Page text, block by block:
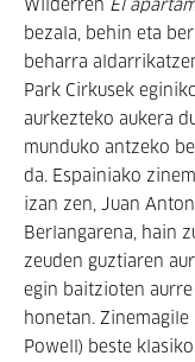
Wilderren El
bezala, behin eta
beharra
Park Cirkusek
aurkezteko aukera
munduko antzeko
da. Espainiako
izan zen, Juan
Berlangarena, hain
zeuden guztiaren
egin baitzioten
honetan.
Powell) beste